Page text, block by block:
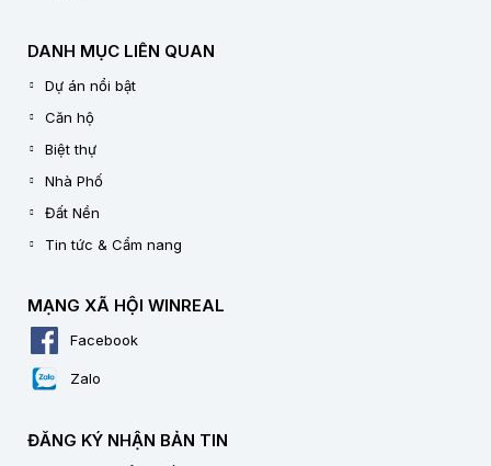
DANH MỤC LIÊN QUAN
Dự án nổi bật
Căn hộ
Biệt thự
Nhà Phố
Đất Nền
Tin tức & Cẩm nang
MẠNG XÃ HỘI WINREAL
Facebook
Zalo
ĐĂNG KÝ NHẬN BẢN TIN